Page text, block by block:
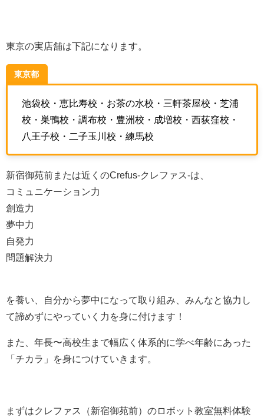
東京の実店舗は下記になります。
東京都
池袋校・恵比寿校・お茶の水校・三軒茶屋校・芝浦
校・巣鴨校・調布校・豊洲校・成増校・西荻窪校・
八王子校・二子玉川校・練馬校
新宿御苑前または近くのCrefus-クレファス-は、
コミュニケーション力
創造力
夢中力
自発力
問題解決力
を養い、自分から夢中になって取り組み、みんなと協力し
て諦めずにやっていく力を身に付けます！
また、 年長〜高校生まで幅広く体系的に学べ年齢にあった
「チカラ」を身につけていきます。
まずはクレファス（新宿御苑前）のロボット教室無料体験